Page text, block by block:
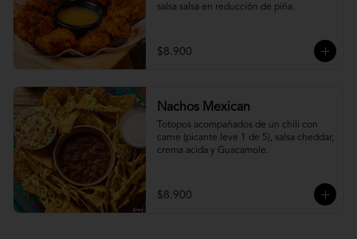
salsa salsa en reducción de piña.
$8.900
Nachos Mexican
Totopos acompañados de un chili con
carne (picante leve 1 de 5), salsa cheddar,
crema acida y Guacamole.
$8.900